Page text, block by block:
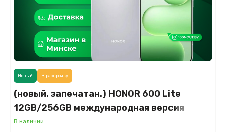
(новый. запечатан.) HONOR 600 Lite
12GB/256GB международная версия
(вельветовый серый)
В наличии
Новый В рассрочку